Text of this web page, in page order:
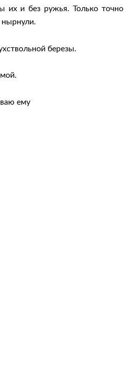
их и без ружья. Только точно
нырнули.
березы.
ему